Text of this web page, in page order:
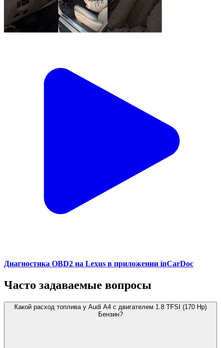
Диагностика OBD2 на Lexus в приложении inCarDoc
Часто задаваемые вопросы
Какой расход топлива у Audi A4 с двигателем 1.8 TFSI (170 Hp)
Бензин?